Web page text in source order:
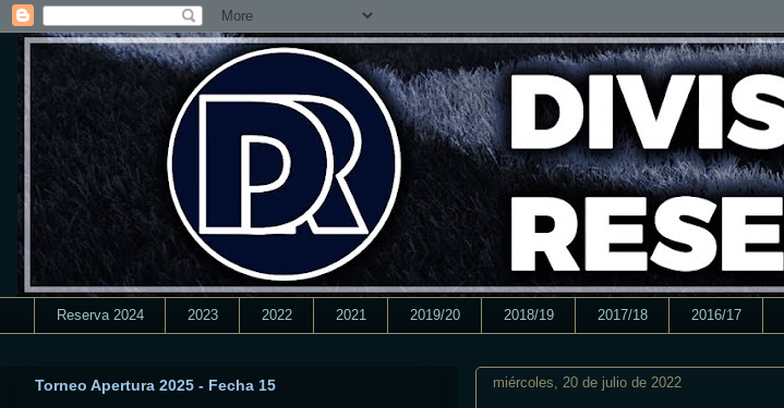
Reserva 2024 2023 2022 2021 2019/20 2018/19 2017/18 2016/17
miércoles, 20 de julio de 2022
Torneo Apertura 2025 - Fecha 15